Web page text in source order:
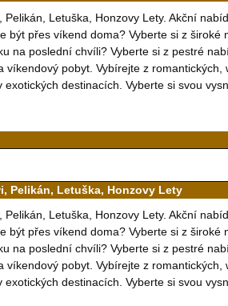
Pelikán, Letuška, Honzovy Lety. Akční
být přes víkend doma? Vyberte si z
na poslední chvíli? Vyberte si z pestré
víkendový pobyt. Vybírejte z romantických,
exotických destinacích. Vyberte si svou
Pelikán, Letuška, Honzovy Lety
Pelikán, Letuška, Honzovy Lety. Akční
být přes víkend doma? Vyberte si z
na poslední chvíli? Vyberte si z pestré
víkendový pobyt. Vybírejte z romantických,
exotických destinacích. Vyberte si svou